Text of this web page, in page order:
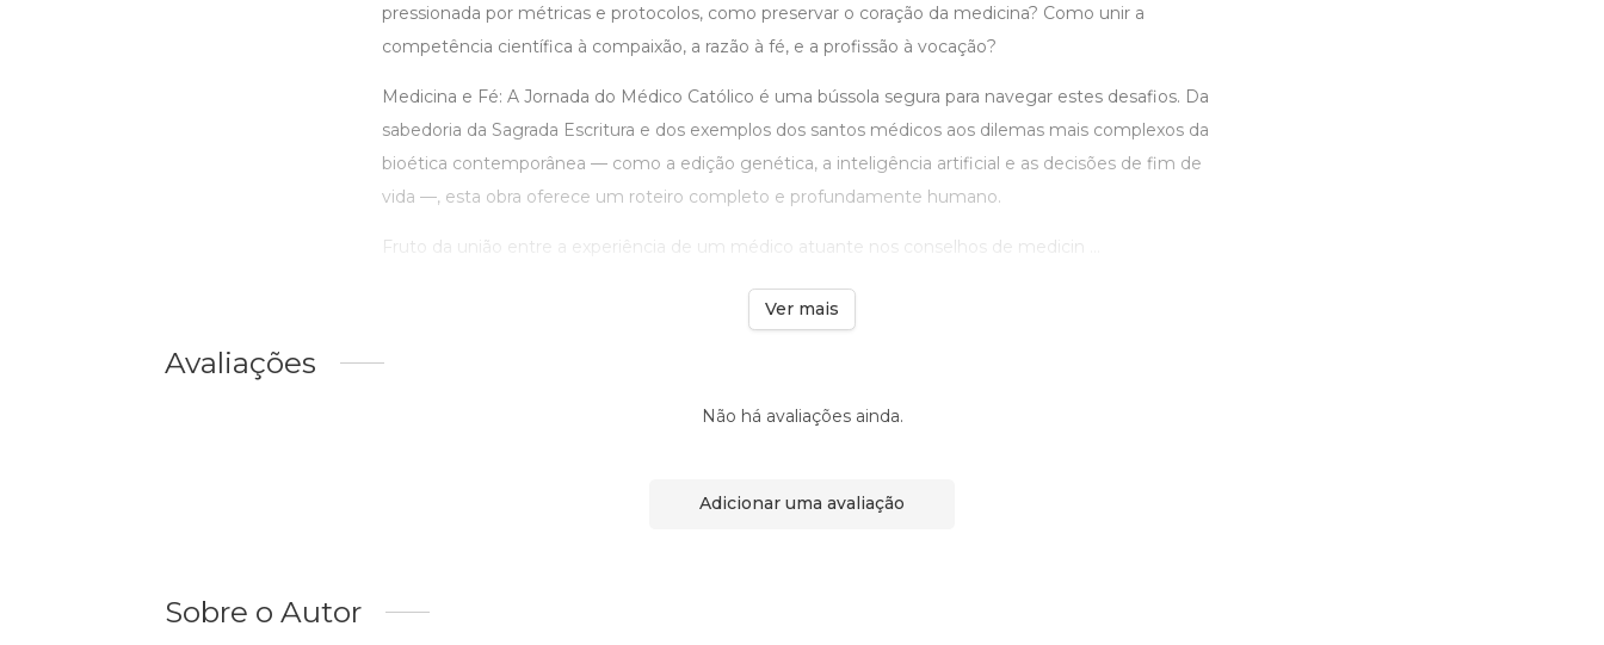
pressionada por métricas e protocolos, como preservar o coração da medicina? Como unir a
competência científica à compaixão, a razão à fé, e a profissão à vocação?
Medicina e Fé: A Jornada do Médico Católico é uma bússola segura para navegar estes desafios. Da
sabedoria da Sagrada Escritura e dos exemplos dos santos médicos aos dilemas mais complexos da
bioética contemporânea — como a edição genética, a inteligência artificial e as decisões de fim de
vida —, esta obra oferece um roteiro completo e profundamente humano.
Fruto da união entre a experiência de um médico atuante nos conselhos de medicin ...
Ver mais
Avaliações
Não há avaliações ainda.
Adicionar uma avaliação
Sobre o Autor